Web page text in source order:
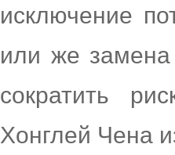
исключение
или же замена
сократить
Хонглей Чена